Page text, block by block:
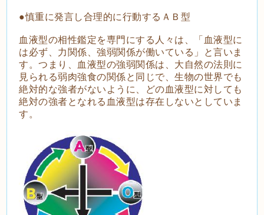
●慎重に発言し合理的に行動するＡＢ型
血液型の相性鑑定を専門にする人々は、「血液型に
は必ず、力関係、強弱関係が働いている」と言いま
す。つまり、血液型の強弱関係は、大自然の法則に
見られる弱肉強食の関係と同じで、生物の世界でも
絶対的な強者がないように、どの血液型に対しても
絶対の強者となれる血液型は存在しないとしていま
す。